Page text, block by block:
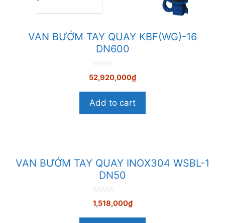
VAN BƯỚM TAY QUAY KBF(WG)-16
DN600
0
n
à
5
52,920,000₫
Add to cart
VAN BƯỚM TAY QUAY INOX304 WSBL-1
DN50
0
n
1,518,000₫